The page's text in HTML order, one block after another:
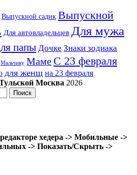
Выпускной садик Выпускной
Для автовладельцев Для мужа
папы Дочке Знаки зодиака
Мальчику Маме С 23 февраля
для женщ на 23 февраля
Москва 2026
Поиск
хедера -> Мобильные ->
-> Показать/Скрыть ->